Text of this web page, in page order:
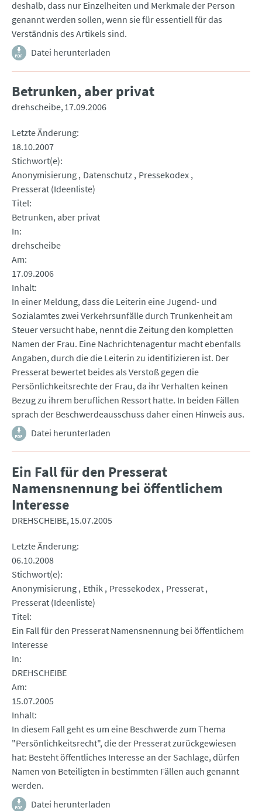
deshalb, dass nur Einzelheiten und Merkmale der Person
genannt werden sollen, wenn sie für essentiell für das
Verständnis des Artikels sind.
Datei herunterladen
Betrunken, aber privat
drehscheibe 17.09.2006
Letzte Änderung
18.10.2007
Stichwort(e)
Anonymisierung Datenschutz Pressekodex
Presserat (Ideenliste)
Titel
Betrunken, aber privat
In
drehscheibe
Am
17.09.2006
Inhalt
In einer Meldung, dass die Leiterin eine Jugend- und
Sozialamtes zwei Verkehrsunfälle durch Trunkenheit am
Steuer versucht habe, nennt die Zeitung den kompletten
Namen der Frau. Eine Nachrichtenagentur macht ebenfalls
Angaben, durch die die Leiterin zu identifizieren ist. Der
Presserat bewertet beides als Verstoß gegen die
Persönlichkeitsrechte der Frau, da ihr Verhalten keinen
Bezug zu ihrem beruflichen Ressort hatte. In beiden Fällen
sprach der Beschwerdeausschuss daher einen Hinweis aus.
Datei herunterladen
Ein Fall für den Presserat
Namensnennung bei öffentlichem
Interesse
DREHSCHEIBE 15.07.2005
Letzte Änderung
06.10.2008
Stichwort(e)
Anonymisierung Ethik Pressekodex Presserat
Presserat (Ideenliste)
Titel
Ein Fall für den Presserat Namensnennung bei öffentlichem
Interesse
In
DREHSCHEIBE
Am
15.07.2005
Inhalt
In diesem Fall geht es um eine Beschwerde zum Thema
"Persönlichkeitsrecht", die der Presserat zurückgewiesen
hat: Besteht öffentliches Interesse an der Sachlage, dürfen
Namen von Beteiligten in bestimmten Fällen auch genannt
werden.
Datei herunterladen